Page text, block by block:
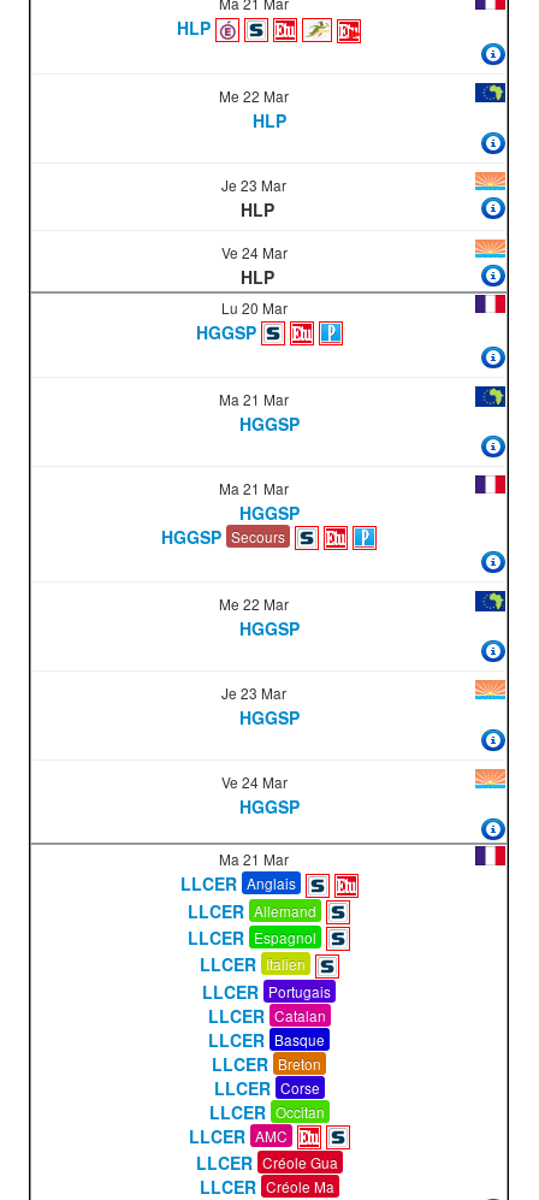
HLP
Me 22 Mar
HLP
Je 23 Mar
HLP
Ve 24 Mar
HLP
Lu 20 Mar
HGGSP
Ma 21 Mar
HGGSP
Ma 21 Mar
HGGSP
HGGSP Secours
Me 22 Mar
HGGSP
Je 23 Mar
HGGSP
Ve 24 Mar
HGGSP
Ma 21 Mar
LLCER Anglais
LLCER Allemand
LLCER Espagnol
LLCER Italien
LLCER Portugais
LLCER Catalan
LLCER Basque
LLCER Breton
LLCER Corse
LLCER Occitan
LLCER AMC
LLCER Créole Gua
LLCER Créole Ma